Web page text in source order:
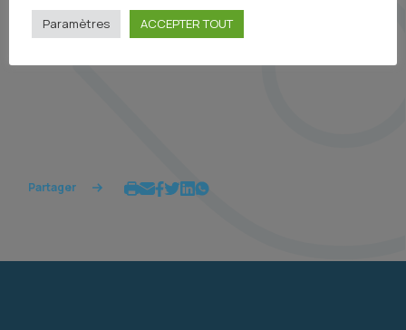
En savoir plus
Partager
Paramètres ACCEPTER TOUT